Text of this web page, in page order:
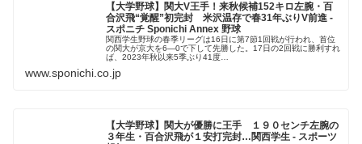
【大学野球】関大V王手！来秋候補152キロ左腕・百
合沢飛“覚醒”初完封 米沢温存で春31年ぶりV前進 -
スポニチ Sponichi Annex 野球
関西学生野球の春季リーグは16日に第7節1回戦が行われ、首位
の関大が京大を6―0で下して先勝した。17日の2回戦に勝利すれ
ば、2023年秋以来5季ぶり41度…
www.sponichi.co.jp
【大学野球】関大が優勝に王手 １９０センチ左腕の
３年生・百合沢飛が１安打完封…関西学生 - スポーツ